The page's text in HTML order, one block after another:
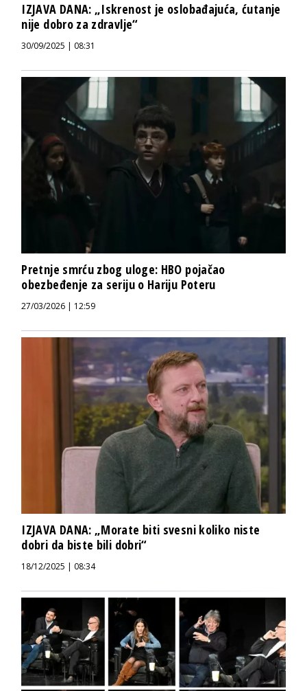
IZJAVA DANA: „Iskrenost je oslobađajuća, ćutanje
nije dobro za zdravlje“
30/09/2025 | 08:31
Pretnje smrću zbog uloge: HBO pojačao
obezbeđenje za seriju o Hariju Poteru
27/03/2026 | 12:59
IZJAVA DANA: „Morate biti svesni koliko niste
dobri da biste bili dobri“
18/12/2025 | 08:34